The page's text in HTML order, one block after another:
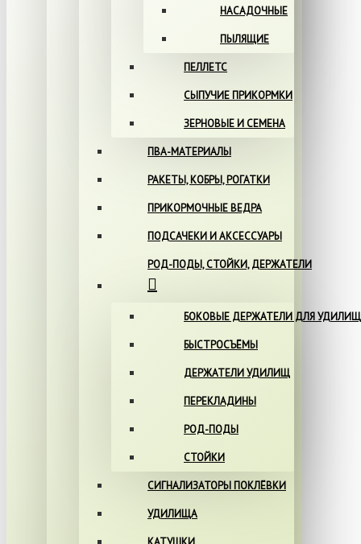
НАСАДОЧНЫЕ
ПЫЛЯЩИЕ
ПЕЛЛЕТС
СЫПУЧИЕ ПРИКОРМКИ
ЗЕРНОВЫЕ И СЕМЕНА
ПВА-МАТЕРИАЛЫ
РАКЕТЫ, КОБРЫ, РОГАТКИ
ПРИКОРМОЧНЫЕ ВЕДРА
ПОДСАЧЕКИ И АКСЕССУАРЫ
РОД-ПОДЫ, СТОЙКИ, ДЕРЖАТЕЛИ
БОКОВЫЕ ДЕРЖАТЕЛИ ДЛЯ УДИЛИЩ
БЫСТРОСЪЁМЫ
ДЕРЖАТЕЛИ УДИЛИЩ
ПЕРЕКЛАДИНЫ
РОД-ПОДЫ
СТОЙКИ
СИГНАЛИЗАТОРЫ ПОКЛЁВКИ
УДИЛИЩА